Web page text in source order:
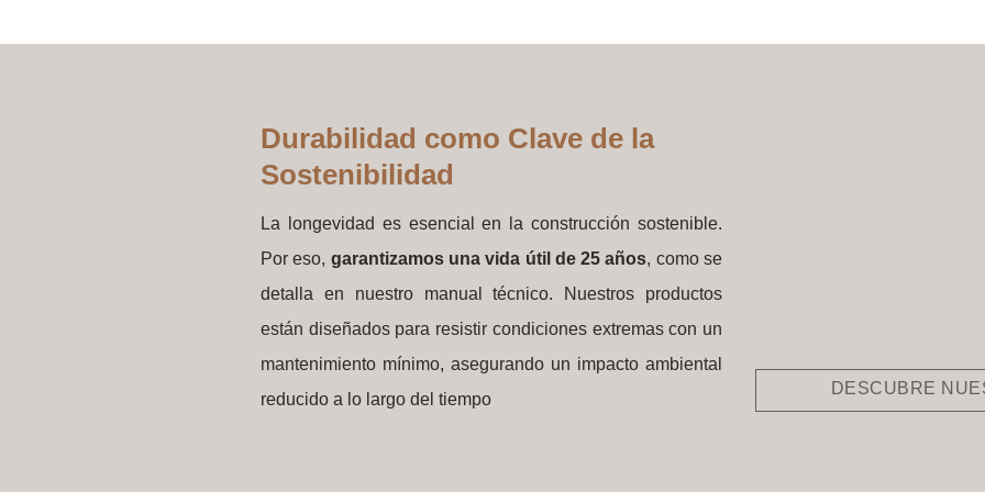
Durabilidad como Clave de la
Sostenibilidad
La longevidad es esencial en la construcción sostenible.
Por eso, garantizamos una vida útil de 25 años, como se
detalla en nuestro manual técnico. Nuestros productos
están diseñados para resistir condiciones extremas con un
mantenimiento mínimo, asegurando un impacto ambiental
reducido a lo largo del tiempo
DESCUBRE